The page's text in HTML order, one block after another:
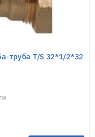
труба T/S 32*1/2*32